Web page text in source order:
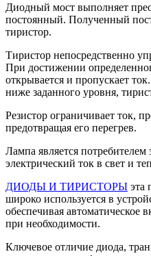
Диодный мост выполняет
постоянный. Полученный
тиристор.
Тиристор непосредственно
При достижении
открывается и пропускает
ниже заданного уровня,
Резистор ограничивает ток,
предотвращая его перегрев.
Лампа является потребителем
электрический ток в свет и
ДИОДЫ И ТИРИСТОРЫ эта
широко используется в
обеспечивая автоматическое
при необходимости.
Ключевое отличие диода,